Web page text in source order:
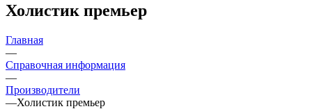
Холистик премьер
Главная
—
Справочная информация
—
Производители
—Холистик премьер